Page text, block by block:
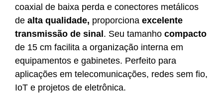
coaxial de baixa perda e conectores metálicos
de alta qualidade, proporciona excelente
transmissão de sinal. Seu tamanho compacto
de 15 cm facilita a organização interna em
equipamentos e gabinetes. Perfeito para
aplicações em telecomunicações, redes sem fio,
IoT e projetos de eletrônica.